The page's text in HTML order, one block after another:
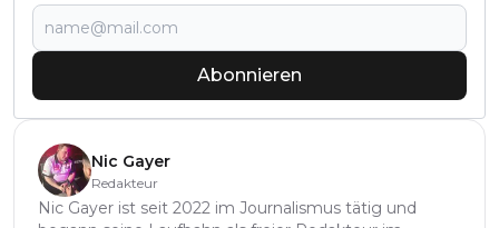
Abonnieren
Nic Gayer
Redakteur
Nic Gayer ist seit 2022 im Journalismus tätig und